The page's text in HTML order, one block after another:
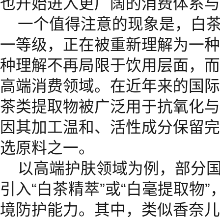
一个值得注意的现象是，白
一等级，正在被重新理解为一
种理解不再局限于饮用层面，
高端消费领域。在近年来的国
茶类提取物被广泛用于抗氧化
因其加工温和、活性成分保留
选原料之一。
以高端护肤领域为例，部分
引入“白茶精萃”或“白毫提取物
境防护能力。其中，类似香奈